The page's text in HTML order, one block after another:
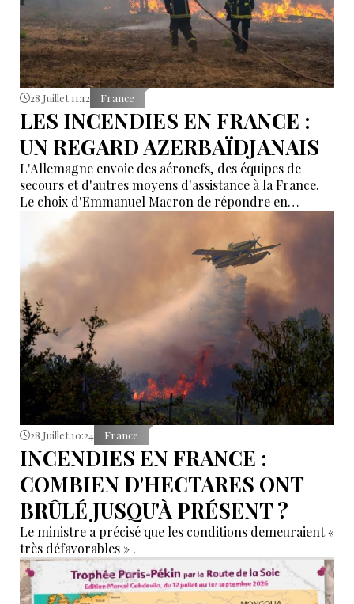
28 Juillet 11:12 France
LES INCENDIES EN FRANCE :
UN REGARD AZERBAÏDJANAIS
L'Allemagne envoie des aéronefs, des équipes de
secours et d'autres moyens d'assistance à la France.
Le choix d'Emmanuel Macron de répondre en
allemand a eu une portée symbolique.
28 Juillet 10:24 France
INCENDIES EN FRANCE :
COMBIEN D'HECTARES ONT
BRÛLÉ JUSQU'À PRÉSENT ?
Le ministre a précisé que les conditions demeuraient «
très défavorables » .